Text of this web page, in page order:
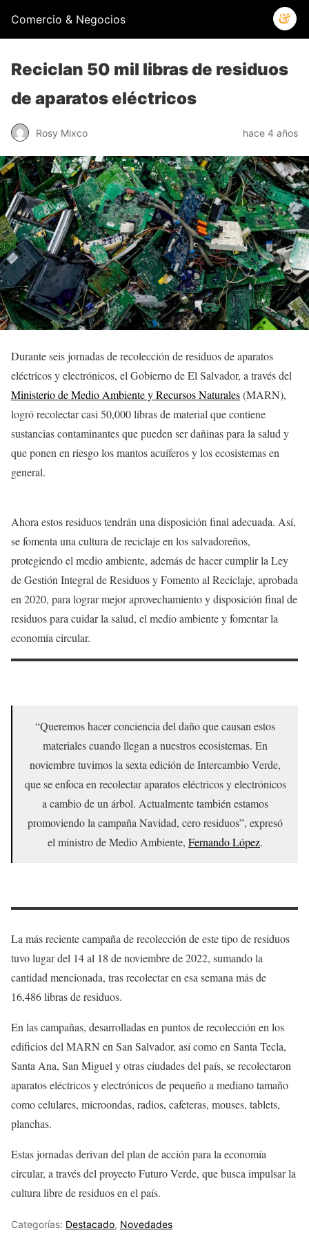
Comercio & Negocios
Reciclan 50 mil libras de residuos
de aparatos eléctricos
Rosy Mixco hace 4 años
Durante seis jornadas de recolección de residuos de aparatos
eléctricos y electrónicos, el Gobierno de El Salvador, a través del
Ministerio de Medio Ambiente y Recursos Naturales(MARN),
logró recolectar casi 50,000 libras de material que contiene
sustancias contaminantes que pueden ser dañinas para la salud y
que ponen en riesgo los mantos acuíferos y los ecosistemas en
general.
Ahora estos residuos tendrán una disposición final adecuada. Así,
se fomenta una cultura de reciclaje en los salvadoreños,
protegiendo el medio ambiente, además de hacer cumplir la Ley
de Gestión Integral de Residuos y Fomento al Reciclaje, aprobada
en 2020, para lograr mejor aprovechamiento y disposición final de
residuos para cuidar la salud, el medio ambiente y fomentar la
economía circular.
“Queremos hacer conciencia del daño que causan estos
materiales cuando llegan a nuestros ecosistemas. En
noviembre tuvimos la sexta edición de Intercambio Verde,
que se enfoca en recolectar aparatos eléctricos y electrónicos
a cambio de un árbol. Actualmente también estamos
promoviendo la campaña Navidad, cero residuos”, expresó
el ministro de Medio Ambiente, Fernando López.
La más reciente campaña de recolección de este tipo de residuos
tuvo lugar del 14 al 18 de noviembre de 2022, sumando la
cantidad mencionada, tras recolectar en esa semana más de
16,486 libras de residuos.
En las campañas, desarrolladas en puntos de recolección en los
edificios del MARN en San Salvador, así como en Santa Tecla,
Santa Ana, San Miguel y otras ciudades del país, se recolectaron
aparatos eléctricos y electrónicos de pequeño a mediano tamaño
como celulares, microondas, radios, cafeteras, mouses, tablets,
planchas.
Estas jornadas derivan del plan de acción para la economía
circular, a través del proyecto Futuro Verde, que busca impulsar la
cultura libre de residuos en el país.
Categorías: Destacado, Novedades